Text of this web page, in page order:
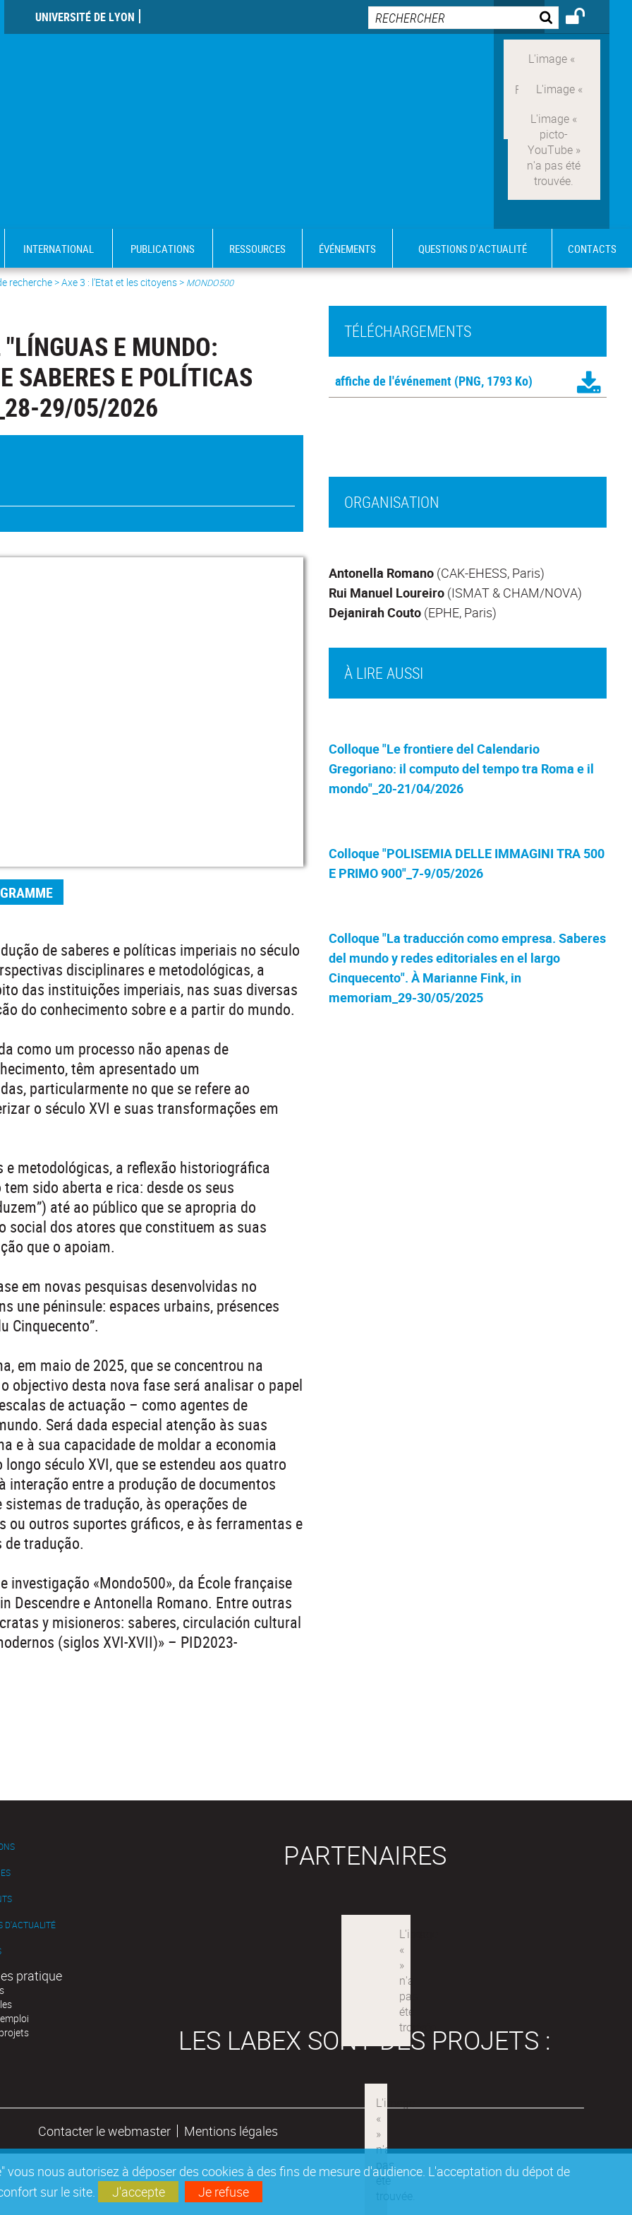
nous autorisez à déposer des cookies à des fins de mesure d'audience. L'acceptation du dépot de
sur le site.
J'accepte Je refuse
UNIVERSITÉ DE LYON
INTERNATIONAL PUBLICATIONS RESSOURCES ÉVÉNEMENTS QUESTIONS D'ACTUALITÉ CONTACTS
recherche>Axe 3 : l’Etat et les citoyens> MONDO500
E MUNDO:
SABERES E POLÍTICAS
29/05/2026
de saberes e políticas imperiais no século
disciplinares e metodológicas, a
das instituições imperiais, nas suas diversas
do conhecimento sobre e a partir do mundo.
como um processo não apenas de
têm apresentado um
particularmente no que se refere ao
o século XVI e suas transformações em
metodológicas, a reflexão historiográfica
sido aberta e rica: desde os seus
até ao público que se apropria do
social dos atores que constituem as suas
que o apoiam.
em novas pesquisas desenvolvidas no
une péninsule: espaces urbains, présences
Cinquecento”.
em maio de 2025, que se concentrou na
objectivo desta nova fase será analisar o papel
de actuação – como agentes de
Será dada especial atenção às suas
e à sua capacidade de moldar a economia
século XVI, que se estendeu aos quatro
interação entre a produção de documentos
de tradução, às operações de
ou outros suportes gráficos, e às ferramentas e
de tradução.
investigação «Mondo500», da École française
Descendre e Antonella Romano. Entre outras
y misioneros: saberes, circulación cultural
(siglos XVI-XVII)» – PID2023-
TÉLÉCHARGEMENTS
affiche de l'événement (PNG, 1793 Ko)
À LIRE AUSSI
Colloque "Le frontiere del Calendario
Gregoriano: il computo del tempo tra Roma e il
mondo"_20-21/04/2026
Colloque "POLISEMIA DELLE IMMAGINI TRA 500
E PRIMO 900"_7-9/05/2026
Colloque "La traducción como empresa. Saberes
del mundo y redes editoriales en el largo
Cinquecento". À Marianne Fink, in
memoriam_29-30/05/2025
ORGANISATION
Antonella Romano (CAK-EHESS, Paris)
Rui Manuel Loureiro(ISMAT & CHAM/NOVA)
Dejanirah Couto(EPHE, Paris)
D'ACTUALITÉ
pratique
PARTENAIRES
LES LABEX SONT DES PROJETS :
Contacter le webmaster Mentions légales